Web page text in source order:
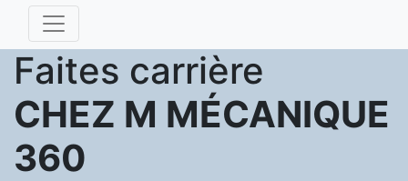
Faites carrière
CHEZ M MÉCANIQUE
360